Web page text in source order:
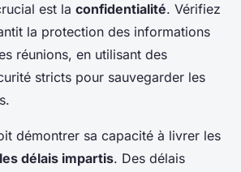
est la confidentialité. Vérifiez
la protection des informations
réunions, en utilisant des
stricts pour sauvegarder les
démontrer sa capacité à livrer les
délais impartis. Des délais